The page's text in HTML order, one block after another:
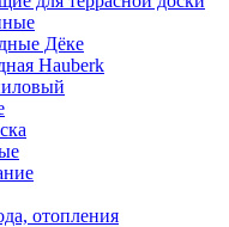
Дёке
Hauberk
отопления